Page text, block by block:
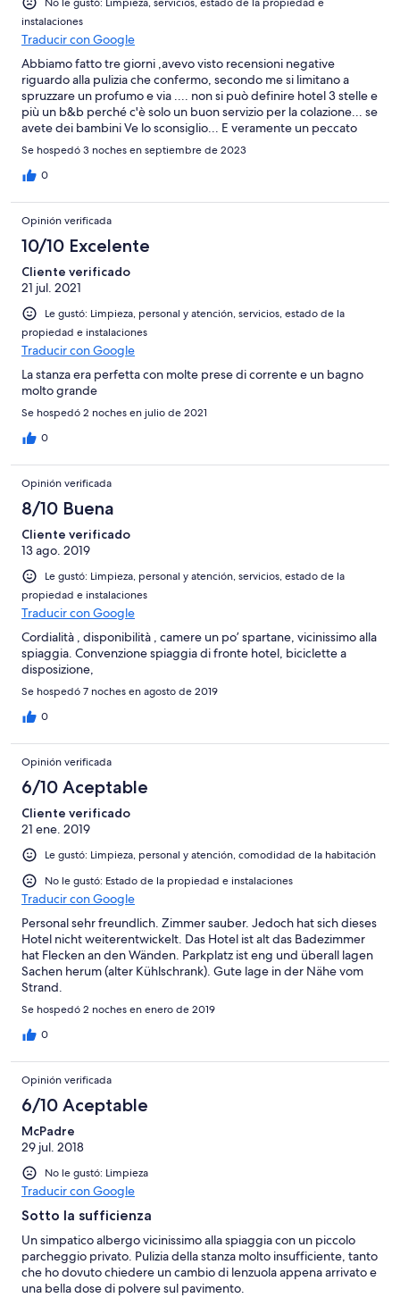
instalaciones
Traducir con Google
Abbiamo fatto tre giorni ,avevo visto recensioni negative
riguardo alla pulizia che confermo, secondo me si limitano a
spruzzare un profumo e via .... non si può definire hotel 3 stelle e
più un b&b perché c'è solo un buon servizio per la colazione... se
avete dei bambini Ve lo sconsiglio... E veramente un peccato
perché la posizione è ottima vicino alla spiaggia convenzionata
anche i ragazzi alla reception gentilissimi...
Se hospedó 3 noches en septiembre de 2023
0
Opinión verificada
10/10 Excelente
Cliente verificado
21 jul. 2021
Le gustó: Limpieza, personal y atención, servicios, estado de la
propiedad e instalaciones
Traducir con Google
La stanza era perfetta con molte prese di corrente e un bagno
molto grande
Se hospedó 2 noches en julio de 2021
0
Opinión verificada
8/10 Buena
Cliente verificado
13 ago. 2019
Le gustó: Limpieza, personal y atención, servicios, estado de la
propiedad e instalaciones
Traducir con Google
Cordialità , disponibilità , camere un po’ spartane, vicinissimo alla
spiaggia. Convenzione spiaggia di fronte hotel, biciclette a
disposizione,
Se hospedó 7 noches en agosto de 2019
0
Opinión verificada
6/10 Aceptable
Cliente verificado
21 ene. 2019
Le gustó: Limpieza, personal y atención, comodidad de la habitación
No le gustó: Estado de la propiedad e instalaciones
Traducir con Google
Personal sehr freundlich. Zimmer sauber. Jedoch hat sich dieses
Hotel nicht weiterentwickelt. Das Hotel ist alt das Badezimmer
hat Flecken an den Wänden. Parkplatz ist eng und überall lagen
Sachen herum (alter Kühlschrank). Gute lage in der Nähe vom
Strand.
Se hospedó 2 noches en enero de 2019
0
Opinión verificada
6/10 Aceptable
McPadre
29 jul. 2018
No le gustó: Limpieza
Traducir con Google
Sotto la sufficienza
Un simpatico albergo vicinissimo alla spiaggia con un piccolo
parcheggio privato. Pulizia della stanza molto insufficiente, tanto
che ho dovuto chiedere un cambio di lenzuola appena arrivato e
una bella dose di polvere sul pavimento.